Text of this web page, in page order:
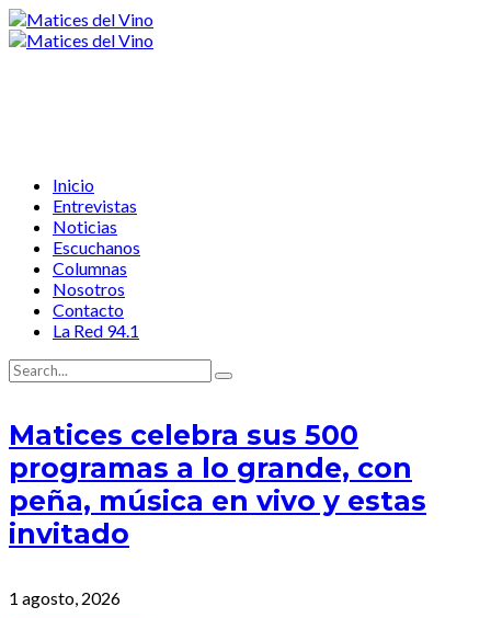
Inicio
Entrevistas
Noticias
Escuchanos
Columnas
Nosotros
Contacto
La Red 94.1
Matices celebra sus 500
programas a lo grande, con
peña, música en vivo y estas
invitado
1 agosto, 2026